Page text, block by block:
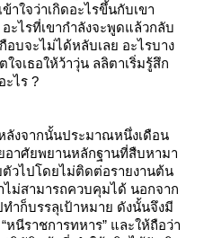
าใจว่าเกิดอะไรขึ้นกับเขา
ะไรที่เขากำลังจะพูดแล้วกลับ
บจะไม่ได้หลับเลย อะไรบาง
จเธอให้ว้าวุ่น ลลิตาเริ่มรู้สึก
ะไร ?
งจากนั้นประมาณหนึ่งเดือน
อาศัยพยานหลักฐานที่สืบหามา
วไปโดยไม่ติดต่อรายงานต้น
ไม่สามารถควบคุมได้ นอกจาก
ำก็บรรลุเป้าหมาย ดังนั้นจึงมี
นีราชการทหาร” และให้ถือว่า